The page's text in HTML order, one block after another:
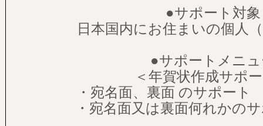
●サポート対象
日本国内にお住まいの個人
●サポートメニ
＜年賀状作成サポ
・宛名面、裏面 のサポ
・宛名面又は裏面何れかの